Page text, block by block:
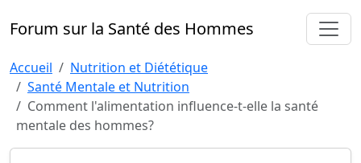
Forum sur la Santé des Hommes
Accueil
Nutrition et Diététique
Santé Mentale et Nutrition
Comment l'alimentation influence-t-elle la santé
mentale des hommes?